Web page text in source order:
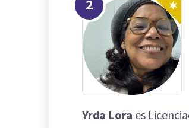
2
Yrda Lora es